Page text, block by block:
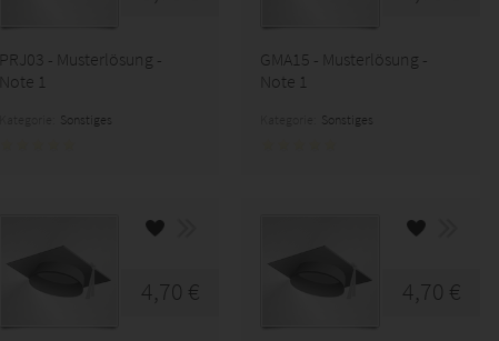
PRJ03 - Musterlösung -
Note 1
Sonstiges
GMA15 - Musterlösung -
Note 1
Sonstiges
4,70 € 4,70 €